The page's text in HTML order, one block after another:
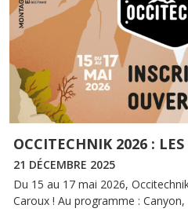
OCCITECHNIK 2026 :
21 DÉCEMBRE 2025
Du 15 au 17 mai 2026,
Caroux ! Au programme :